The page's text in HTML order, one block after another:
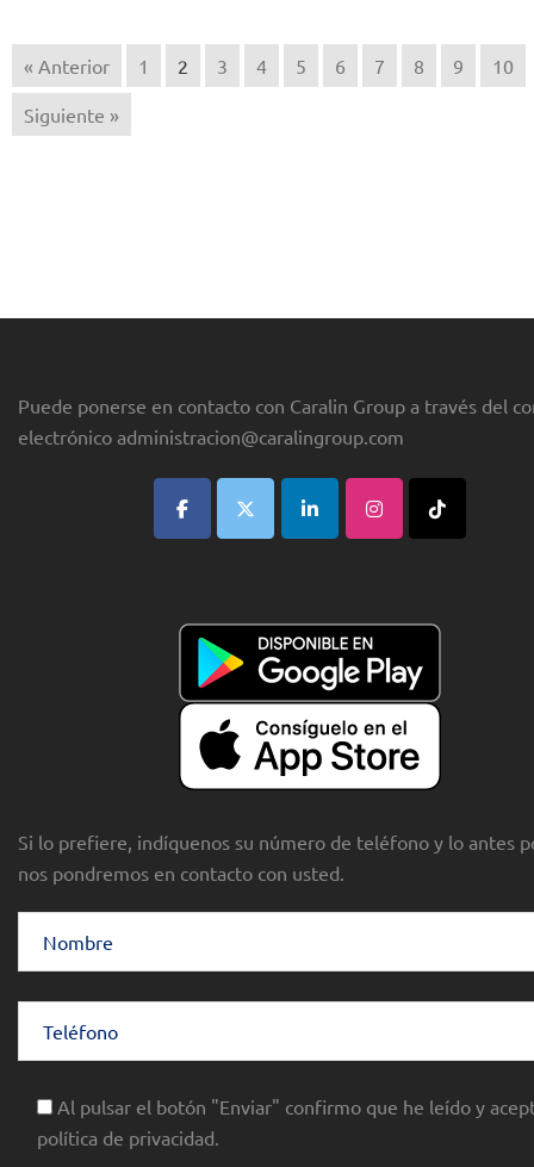
« Anterior 1 2 3 4 5 6 7 8 9 10
Siguiente »
Puede ponerse en contacto con Caralin Group a través del
electrónico administracion@caralingroup.com
Si lo prefiere, indíquenos su número de teléfono y lo antes
nos pondremos en contacto con usted.
Al pulsar el botón "Enviar" confirmo que he leído y
política de privacidad.